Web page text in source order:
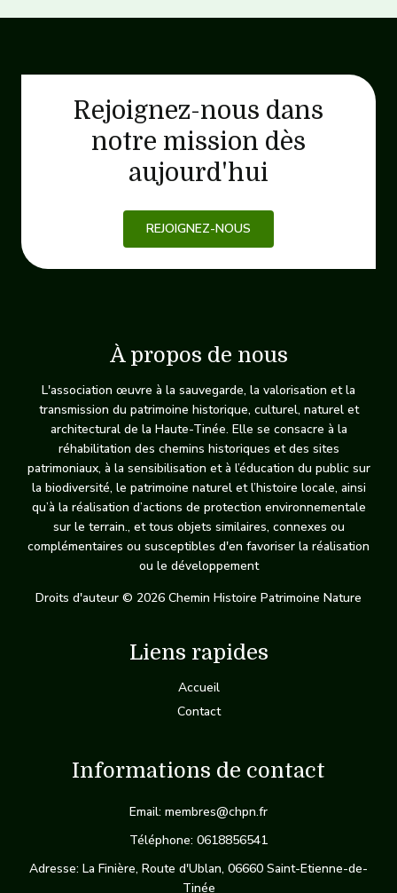
Rejoignez-nous dans
notre mission dès
aujourd'hui
REJOIGNEZ-NOUS
À propos de nous
L'association œuvre à la sauvegarde, la valorisation et la
transmission du patrimoine historique, culturel, naturel et
architectural de la Haute-Tinée. Elle se consacre à la
réhabilitation des chemins historiques et des sites
patrimoniaux, à la sensibilisation et à l’éducation du public sur
la biodiversité, le patrimoine naturel et l’histoire locale, ainsi
qu’à la réalisation d’actions de protection environnementale
sur le terrain., et tous objets similaires, connexes ou
complémentaires ou susceptibles d'en favoriser la réalisation
ou le développement
Droits d'auteur © 2026 Chemin Histoire Patrimoine Nature
Liens rapides
Accueil
Contact
Informations de contact
Email: membres@chpn.fr
Téléphone: 0618856541
Adresse: La Finière, Route d'Ublan, 06660 Saint-Etienne-de-
Tinée